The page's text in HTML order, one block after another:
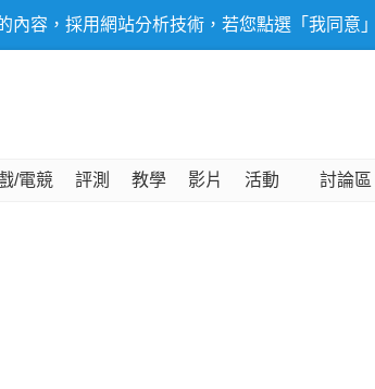
內容，採用網站分析技術，若您點選「我同意
/電競 評測 教學 影片 活動 討論區